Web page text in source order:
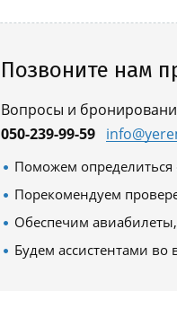
Позвоните нам
Вопросы и
050-239-99-59
Поможем определиться
Порекомендуем
Обеспечим авиабилеты,
Будем ассистентами во